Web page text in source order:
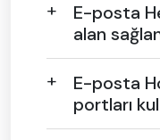
E-posta
alan
E-posta
portları